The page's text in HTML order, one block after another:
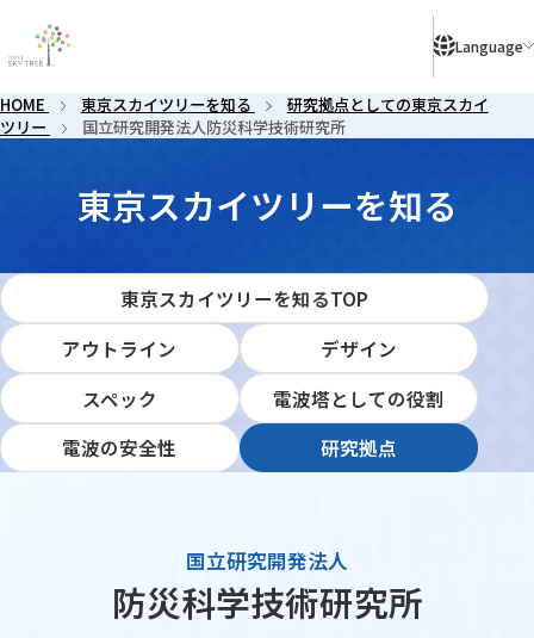
東京スカイツリーを知る
Language
HOME 東京スカイツリーを知る
研究拠点としての東京スカイ
ツリー
国立研究開発法人防災科学技術研究所
東京スカイツリーを知るTOP
アウトライン
デザイン
スペック
電波塔としての役割
電波の安全性
研究拠点
国立研究開発法人
防災科学技術研究所